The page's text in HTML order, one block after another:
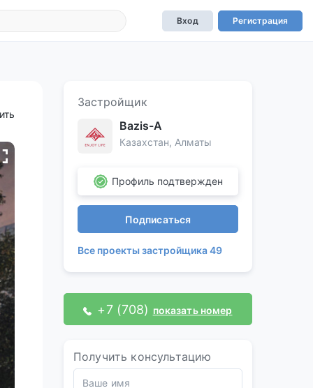
Вход Регистрация
Застройщик
Bazis-A
Казахстан, Алматы
Профиль подтвержден
Подписаться
Все проекты застройщика 49
+7 (708) показать номер
Получить консультацию